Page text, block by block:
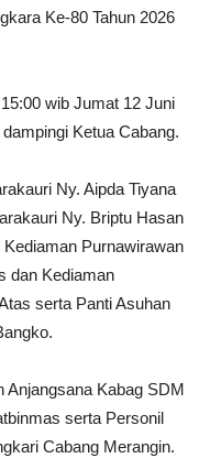
Ke-80 Tahun 2026
wib Jumat 12 Juni
Ketua Cabang.
Ny. Aipda Tiyana
Ny. Briptu Hasan
Purnawirawan
dan Kediaman
serta Panti Asuhan
Anjangsana Kabag SDM
serta Personil
Cabang Merangin.